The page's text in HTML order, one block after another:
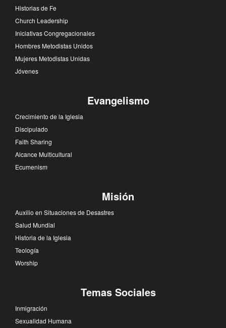
Historias de Fe
Church Leadership
Iniciativas Congregacionales
Hombres Metodistas Unidos
Mujeres Metodistas Unidas
Jóvenes
Evangelismo
Crecimiento de la Iglesia
Discipulado
Faith Sharing
Alcance Multicultural
Ecumenism
Misión
Auxilio en Situaciones de Desastres
Salud Mundial
Historia de la Iglesia
Teología
Worship
Temas Sociales
Inmigración
Sexualidad Humana